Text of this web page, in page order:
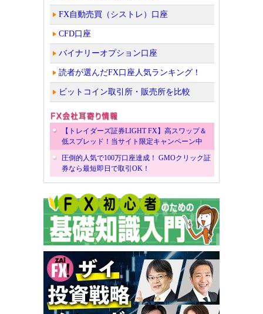
FX自動売買（シストレ）口座
CFD口座
バイナリーオプション口座
読者が選んだFX口座人気ランキング！
ビットコイン取引所・販売所を比較
【トレイダーズ証券LIGHT FX】高スワップ＆
低スプレッド！当サイト限定キャンペーン中
圧倒的人気で100万口座達成！ GMOクリック証
券なら最短即日で取引OK！